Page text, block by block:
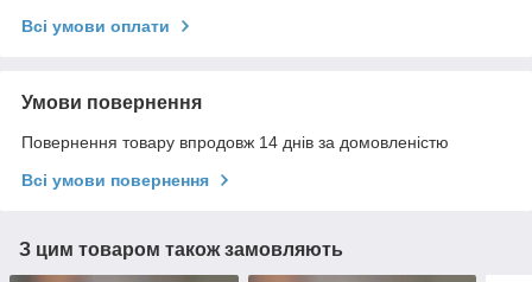
Всі умови оплати
Умови повернення
Повернення товару впродовж 14 днів за домовленістю
Всі умови повернення
З цим товаром також замовляють